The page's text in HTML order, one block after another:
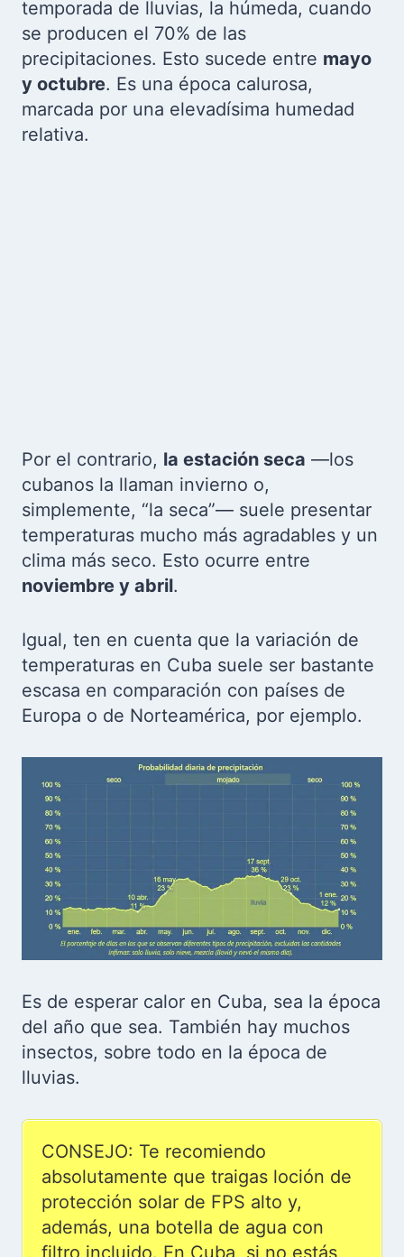
temporada de lluvias, la húmeda, cuando
se producen el 70% de las
precipitaciones. Esto sucede entre mayo
y octubre. Es una época calurosa,
marcada por una elevadísima humedad
relativa.
Por el contrario, la estación seca —los
cubanos la llaman invierno o,
simplemente, “la seca”— suele presentar
temperaturas mucho más agradables y un
clima más seco. Esto ocurre entre
noviembre y abril.
Igual, ten en cuenta que la variación de
temperaturas en Cuba suele ser bastante
escasa en comparación con países de
Europa o de Norteamérica, por ejemplo.
Es de esperar calor en Cuba, sea la época
del año que sea. También hay muchos
insectos, sobre todo en la época de
lluvias.
CONSEJO: Te recomiendo
absolutamente que traigas loción de
protección solar de FPS alto y,
además, una botella de agua con
filtro incluido. En Cuba, si no estás